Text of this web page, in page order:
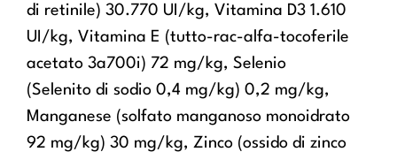
di retinile) 30.770 UI/kg, Vitamina D3 1.610
UI/kg, Vitamina E (tutto-rac-alfa-tocoferile
acetato 3a700i) 72 mg/kg, Selenio
(Selenito di sodio 0,4 mg/kg) 0,2 mg/kg,
Manganese (solfato manganoso monoidrato
92 mg/kg) 30 mg/kg, Zinco (ossido di zinco